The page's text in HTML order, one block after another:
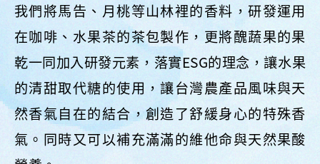
我們將馬告、月桃等山林裡的香料，研發運用
在咖啡、水果茶的茶包製作，更將醜蔬果的果
乾一同加入研發元素，落實ESG的理念，讓水果
的清甜取代糖的使用，讓台灣農產品風味與天
然香氣自在的結合，創造了舒緩身心的特殊香
氣。同時又可以補充滿滿的維他命與天然果酸